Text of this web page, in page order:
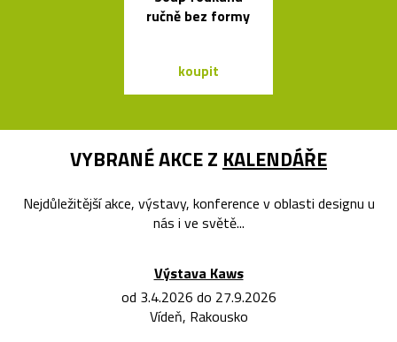
ručně bez formy
koupit
VYBRANÉ AKCE Z KALENDÁŘE
Nejdůležitější akce, výstavy, konference v oblasti designu u
nás i ve světě...
Výstava Kaws
od 3.4.2026 do 27.9.2026
Vídeň, Rakousko